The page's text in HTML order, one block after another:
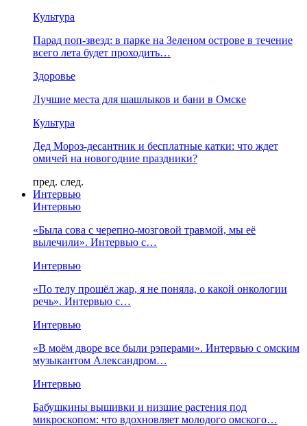
Культура
Парад поп-звезд: в парке на Зеленом острове в течение
всего лета будет проходить…
Здоровье
Лучшие места для шашлыков и бани в Омске
Культура
Дед Мороз-десантник и бесплатные катки: что ждет
омичей на новогодние праздники?
пред. след.
Интервью
Интервью
«Была сова с черепно-мозговой травмой, мы её
вылечили». Интервью с…
Интервью
«По телу прошёл жар, я не поняла, о какой онкологии
речь». Интервью с…
Интервью
«В моём дворе все были рэперами». Интервью с омским
музыкантом Александром…
Интервью
Бабушкины вышивки и низшие растения под
микроскопом: что вдохновляет молодого омского…